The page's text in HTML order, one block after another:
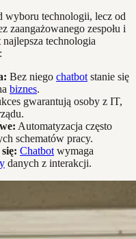
wyboru technologii, lecz od
zaangażowanego zespołu i
technologia
Bez niego chatbot stanie się
biznes.
gwarantują osoby z IT,
Automatyzacja często
schematów pracy.
Chatbot wymaga
danych z interakcji.